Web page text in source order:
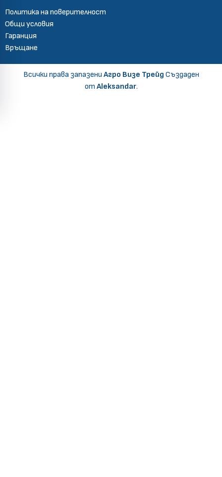
Политика на поверителност
Общи условия
Гаранция
Връщане
Всички права запазениАгро Визе Трейд Създаден
от Aleksandar.